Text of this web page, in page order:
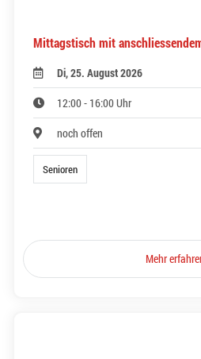
Mittagstisch mit
Di, 25. August 2026
12:00 - 16:00 Uhr
noch offen
Senioren
Mehr